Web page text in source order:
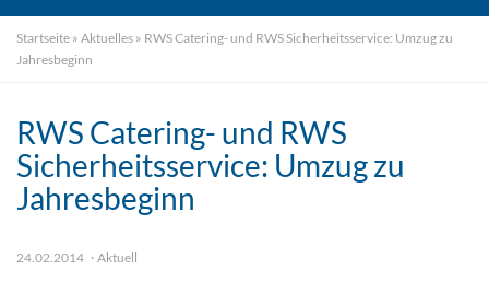
Startseite » Aktuelles » RWS Catering- und RWS Sicherheitsservice: Umzug zu
Jahresbeginn
RWS Catering- und RWS
Sicherheitsservice: Umzug zu
Jahresbeginn
24.02.2014 Aktuell